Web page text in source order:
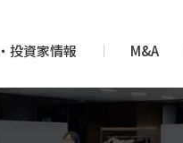
投資家情報 M&A